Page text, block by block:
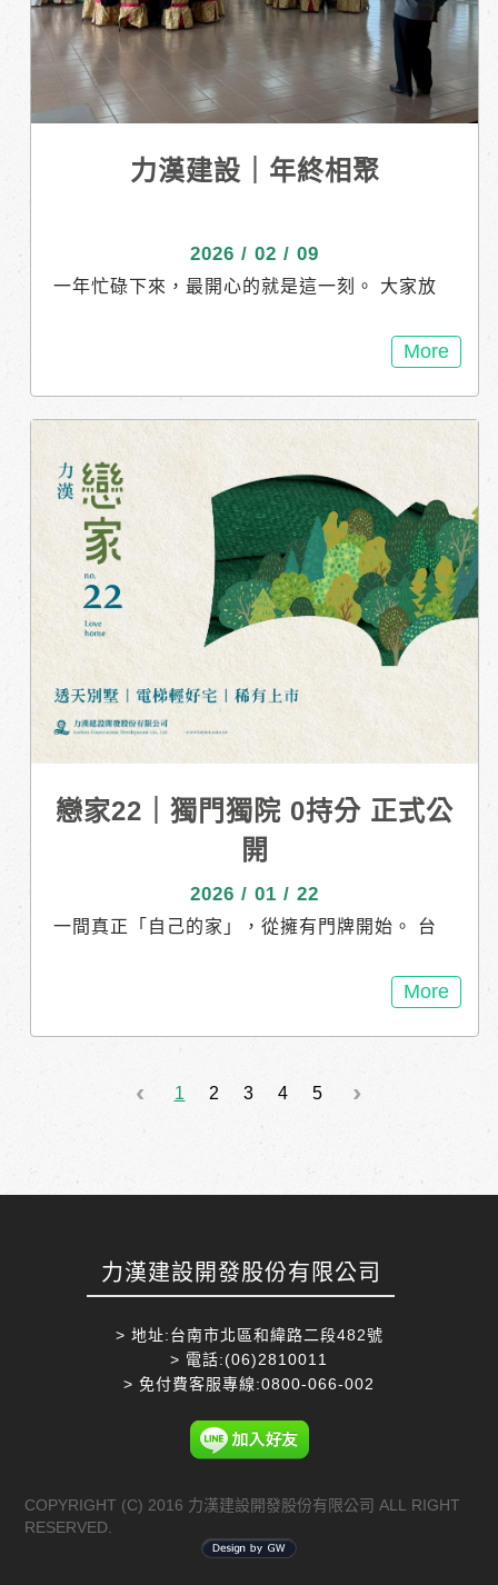
力漢建設｜年終相聚
2026 / 02 / 09
一年忙碌下來，最開心的就是這一刻。 大家放
多。 謝謝每一位夥伴這一年的付出與努力，因
為有你們，力漢才能一直向前。 新的一年，繼
續一起努力、一起走得更遠！
More
戀家22｜獨門獨院 0持分 正式公
開
2026 / 01 / 22
一間真正「自己的家」，從擁有門牌開始。 台
每一戶都有獨立產權、0持分， 不共用、不妥
協，只為給家人最完整的歸屬。 傳統 4+1 房格
局，設有一樓孝親房， 三代同堂也能自在生
圈 x 安中商圈 近安南圖書館、台江文化中心，
More
1 2 3 4 5
力漢建設開發股份有限公司
> 地址:台南市北區和緯路二段482號
> 電話:(06)2810011
> 免付費客服專線:0800-066-002
COPYRIGHT (C) 2016 力漢建設開發股份有限公司 ALL RIGHT
RESERVED.